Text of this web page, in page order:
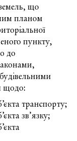
що
планом
пункту,
до
щодо:
транспорту;
зв’язку;